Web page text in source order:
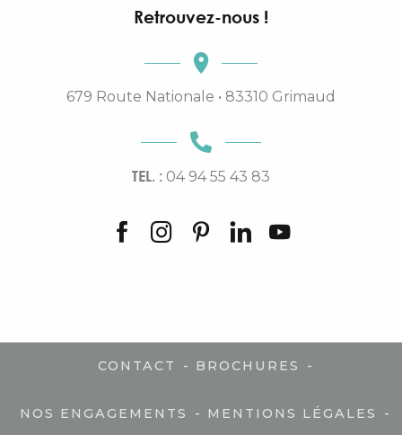
Retrouvez-nous !
679 Route Nationale • 83310 Grimaud
TEL. : 04 94 55 43 83
CONTACT - BROCHURES -
NOS ENGAGEMENTS - MENTIONS LÉGALES -